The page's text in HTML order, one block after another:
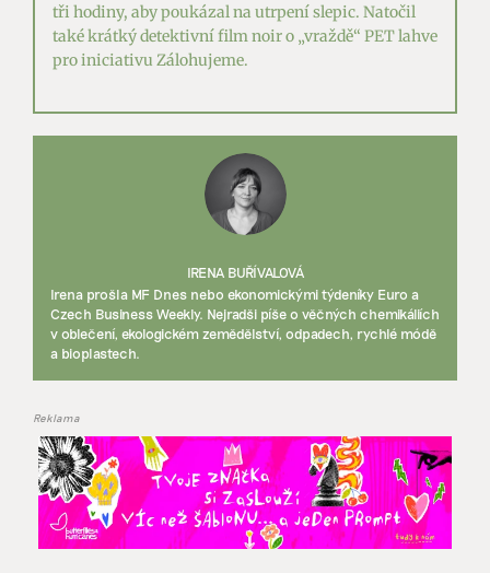
tři hodiny, aby poukázal na utrpení slepic. Natočil
také krátký detektivní film noir o „vraždě“ PET lahve
pro iniciativu Zálohujeme.
IRENA BUŘÍVALOVÁ
Irena prošla MF Dnes nebo ekonomickými týdeníky Euro a
Czech Business Weekly. Nejradši píše o věčných chemikáliích
v oblečení, ekologickém zemědělství, odpadech, rychlé módě
a bioplastech.
Reklama